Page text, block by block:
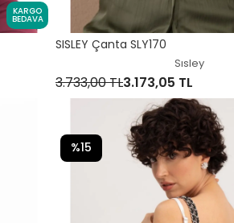
KARGO
BEDAVA
SISLEY Çanta SLY170
Sısley
3.733,00 TL3.173,05 TL
%15